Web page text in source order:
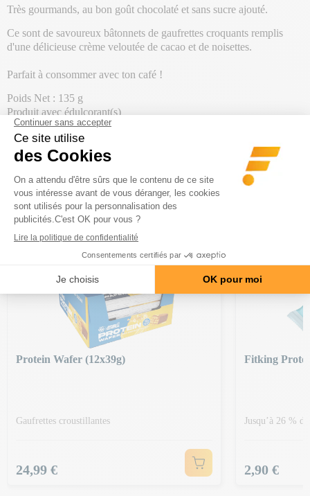
Très gourmands, au bon goût chocolaté et sans sucre ajouté.
Ce sont de savoureux bâtonnets de gaufrettes croquants remplis
d'une délicieuse crème veloutée de cacao et de noisettes.
Parfait à consommer avec ton café !
Poids Net : 135 g
Produit avec édulcorant(s)
PRODUITS DE LA MÊME
CATÉGORIE
-20€ DÈS 150€ | CODE : BA20
Protein Wafer (12x39g)
Gaufrettes croustillantes
Prix
24,99 €
Fitking
Jusqu’à 26 %
Prix
2,90 €